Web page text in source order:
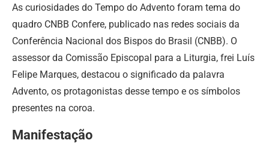
As curiosidades do Tempo do Advento foram tema do
quadro CNBB Confere, publicado nas redes sociais da
Conferência Nacional dos Bispos do Brasil (CNBB). O
assessor da Comissão Episcopal para a Liturgia, frei Luís
Felipe Marques, destacou o significado da palavra
Advento, os protagonistas desse tempo e os símbolos
presentes na coroa.
Manifestação